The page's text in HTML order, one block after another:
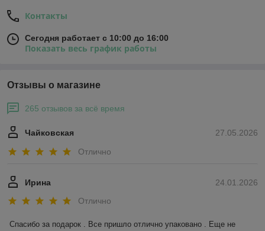
Контакты
Сегодня работает с 10:00 до 16:00
Показать весь график работы
Отзывы о магазине
265 отзывов за всё время
27.05.2026
Чайковская
Отлично
24.01.2026
Ирина
Отлично
Спасибо за подарок . Все пришло отлично упаковано . Еще не